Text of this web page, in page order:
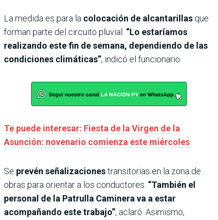
La medida es para la colocación de alcantarillas que
forman parte del circuito pluvial. “Lo estaríamos
realizando este fin de semana, dependiendo de las
condiciones climáticas”, indicó el funcionario.
Te puede interesar: Fiesta de la Virgen de la
Asunción: novenario comienza este miércoles
Se prevén señalizacionestransitorias en la zona de
obras para orientar a los conductores. “También el
personal de la Patrulla Caminera va a estar
acompañando este trabajo”, aclaró. Asimismo,